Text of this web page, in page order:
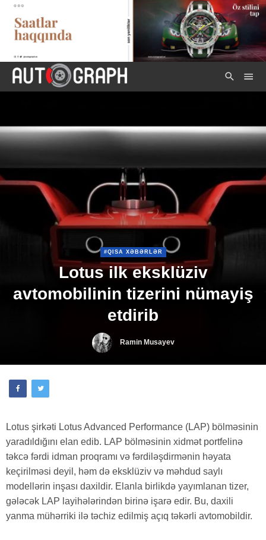
#QISA XƏBƏRLƏR
Lotus ilk eksklüziv
avtomobilinin tizerini nümayiş
etdirib
Ramin Musayev
Lotus şirkəti Lotus Advanced Performance (LAP) bölməsinin
yaradıldığını elan edib. LAP bölməsinin xidmət portfelinə
təkcə fərdi idman proqramı və fərdiləşdirmənin həyata
keçirilməsi deyil, həm də eksklüziv və məhdud saylı
modellərin inşası daxildir. Elanla birlikdə yayımlanan tizer,
gələcək LAP layihələrindən birinə işarə edir. Bu, daxili
yanma mühərriki ilə təchiz edilmiş açıq təkərli avtomobildir.